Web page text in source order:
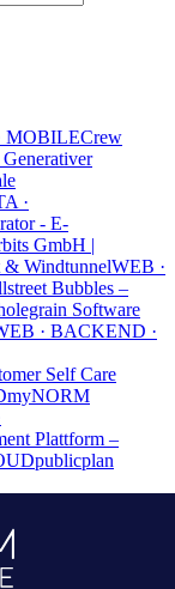
MOBILECrew
·
- E-
GmbH |
& WindtunnelWEB ·
Bubbles –
Software
· BACKEND ·
Self Care
myNORM
Plattform –
publicplan